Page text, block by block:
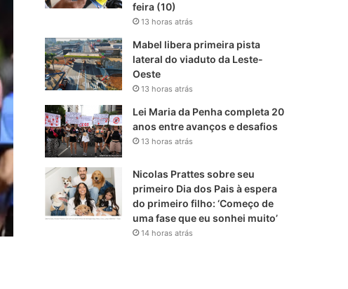
feira (10)
13 horas atrás
Mabel libera primeira pista
lateral do viaduto da Leste-
Oeste
13 horas atrás
Lei Maria da Penha completa 20
anos entre avanços e desafios
13 horas atrás
Nicolas Prattes sobre seu
primeiro Dia dos Pais à espera
do primeiro filho: ‘Começo de
uma fase que eu sonhei muito’
14 horas atrás